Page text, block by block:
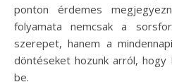
ponton érdemes
folyamata nemcsak a
szerepet, hanem a
döntéseket hozunk arról,
be.